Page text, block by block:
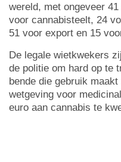
wereld, met ongeveer
voor cannabisteelt, 24
51 voor export en 15
De legale wietkwekers
de politie om hard op te
bende die gebruik
wetgeving voor
euro aan cannabis te